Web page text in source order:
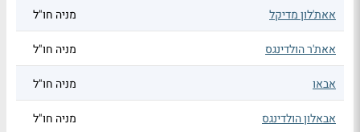
אאת'לון מדיקל מניה חו"ל
אאת'ר הולדינגס מניה חו"ל
אבאו מניה חו"ל
אבאלון הולדינגס מניה חו"ל